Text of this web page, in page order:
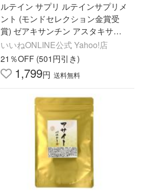
ルテイン サプリ ルテインサプリメ
ント (モンドセレクション金賞受
賞) ゼアキサンチン アスタキサン
チン ビルベリー アサイー 製薬会社
と共同開発
いいねONLINE公式 Yahoo!店
21％OFF (501円引き)
1,799円 送料無料